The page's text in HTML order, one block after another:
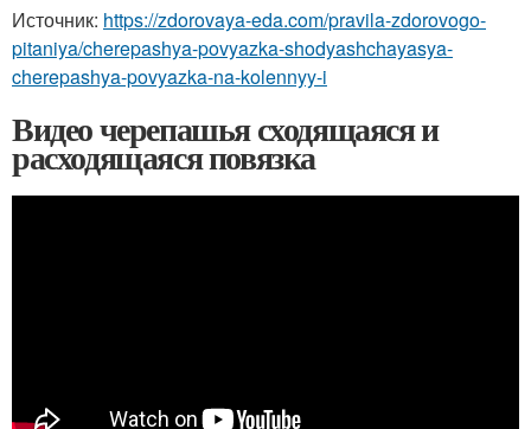
Источник: https://zdorovaya-eda.com/pravila-zdorovogo-
pitaniya/cherepashya-povyazka-shodyashchayasya-
cherepashya-povyazka-na-kolennyy-i
Видео черепашья сходящаяся и
расходящаяся повязка